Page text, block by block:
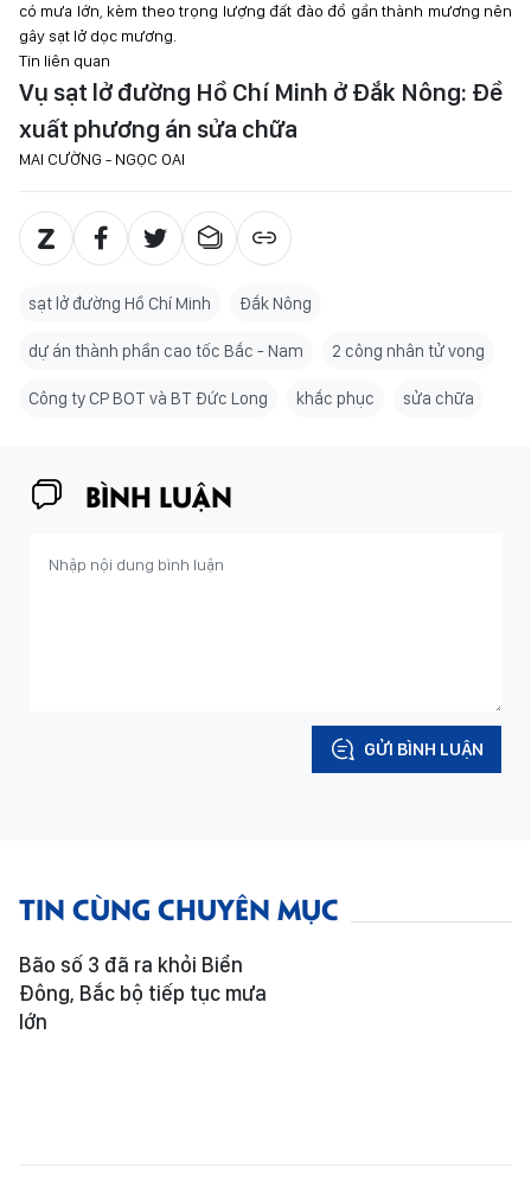
có mưa lớn, kèm theo trọng lượng đất đào đổ gần thành mương nên
gây sạt lở dọc mương.
Tin liên quan
Vụ sạt lở đường Hồ Chí Minh ở Đắk Nông: Đề
xuất phương án sửa chữa
MAI CƯỜNG - NGỌC OAI
sạt lở đường Hồ Chí Minh Đắk Nông
dự án thành phần cao tốc Bắc - Nam 2 công nhân tử vong
Công ty CP BOT và BT Đức Long khắc phục sửa chữa
BÌNH LUẬN
GỬI BÌNH LUẬN
TIN CÙNG CHUYÊN MỤC
Bão số 3 đã ra khỏi Biển
Đông, Bắc bộ tiếp tục mưa
lớn